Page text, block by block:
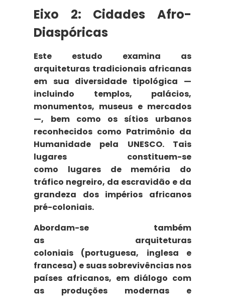
Eixo 2: Cidades Afro-
Diaspóricas
Este estudo examina as
arquiteturas tradicionais africanas
em sua diversidade tipológica —
incluindo templos, palácios,
monumentos, museus e mercados
—, bem como os sítios urbanos
reconhecidos como Patrimônio da
Humanidade pela UNESCO. Tais
lugares constituem-se
como
lugares de memória
do
tráfico negreiro, da escravidão e da
grandeza dos impérios africanos
pré-coloniais.
Abordam-se também
as
arquiteturas
coloniais
(portuguesa, inglesa e
francesa) e suas sobrevivências nos
países africanos, em diálogo com
as produções modernas e